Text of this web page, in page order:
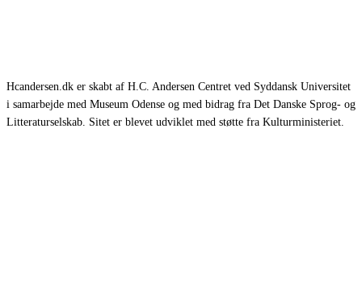
Hcandersen.dk er skabt af H.C. Andersen Centret ved Syddansk Universitet
i samarbejde med Museum Odense og med bidrag fra Det Danske Sprog- og
Litteraturselskab. Sitet er blevet udviklet med støtte fra Kulturministeriet.